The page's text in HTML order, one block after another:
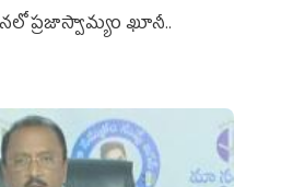
ప్రజాస్వామ్యం ఖూనీ..